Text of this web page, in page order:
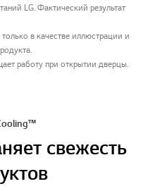
LG. Фактический результат
в качестве иллюстрации и
работу при открытии дверцы.
свежесть